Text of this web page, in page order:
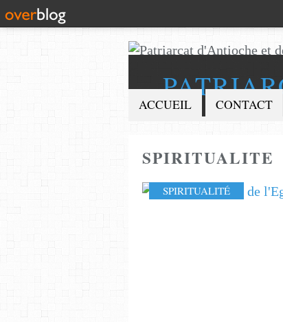
ACCUEIL CONTACT
SPIRITUALITE
SPIRITUALITÉ